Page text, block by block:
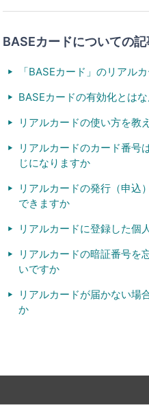
BASEカードについての記
「BASEカード」のリアル
BASEカードの有効化とは
リアルカードの使い方を教
リアルカードのカード番号
じになりますか
リアルカードの発行（申込
できますか
リアルカードに登録した個
リアルカードの暗証番号を
いですか
リアルカードが届かない場
か